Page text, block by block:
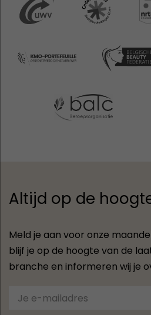
Altijd op de
Meld je aan voor onze
blijf je op de hoogte van de
branche en informeren wij je